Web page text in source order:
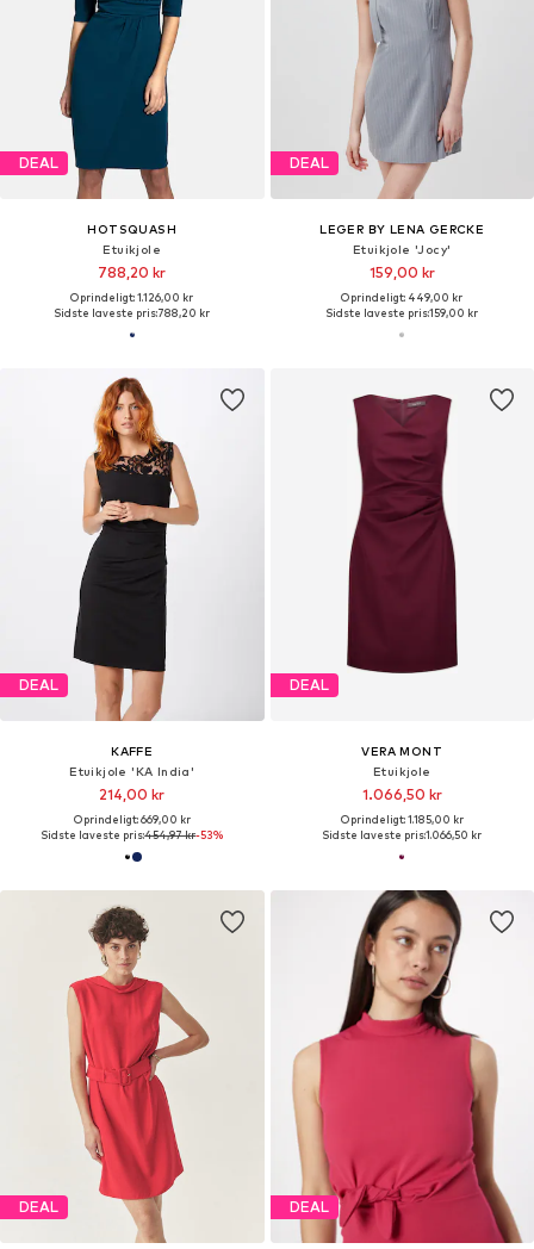
DEAL
HOTSQUASH
Etuikjole
788,20 kr
Oprindeligt: 1.126,00 kr
Sidste laveste pris:788,20 kr
DEAL
LEGER BY LENA GERCKE
Etuikjole 'Jocy'
159,00 kr
Oprindeligt: 449,00 kr
Sidste laveste pris:159,00 kr
DEAL
KAFFE
Etuikjole 'KA India'
214,00 kr
Oprindeligt: 669,00 kr
Sidste laveste pris:454,97 kr-53%
DEAL
VERA MONT
Etuikjole
1.066,50 kr
Oprindeligt: 1.185,00 kr
Sidste laveste pris:1.066,50 kr
DEAL DEAL